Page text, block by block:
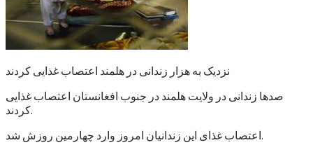
نزدیک به هزار زندانی در هلمند اعتصاب غذایی کردند
صدها زندانی در ولایت هلمند در جنوب افغانستان اعتصاب غذایی
کردند.
اعتصاب غذای این زندانیان امروز وارد چهارمین روزش شد.